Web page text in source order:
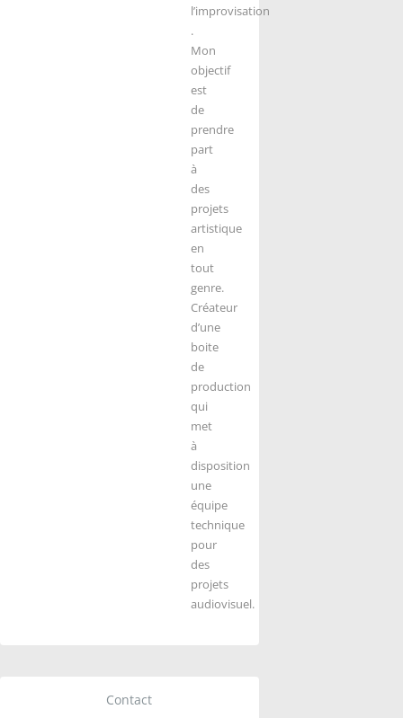
l’improvisation
.
Mon
objectif
est
de
prendre
part
à
des
projets
artistique
en
tout
genre.
Créateur
d’une
boite
de
production
qui
met
à
disposition
une
équipe
technique
pour
des
projets
audiovisuel.
Contact